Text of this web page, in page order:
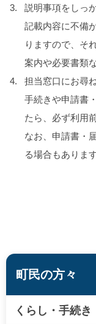
説明事項をしっ
記載内容に不備
りますので、そ
案内や必要書類
担当窓口にお尋
手続きや申請書
たら、必ず利用
なお、申請書・
る場合もありま
町民の方々
くらし・手続き